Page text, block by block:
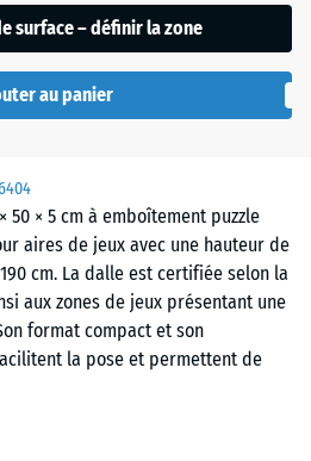
50 × 5 cm à emboîtement puzzle
aires de jeux avec une hauteur de
cm. La dalle est certifiée selon la
aux zones de jeux présentant une
format compact et son
la pose et permettent de
surface – définir la zone
au panier